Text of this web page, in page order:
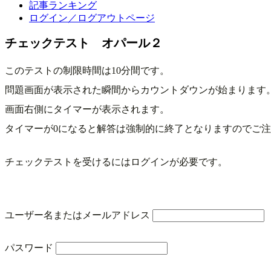
記事ランキング
ログイン／ログアウトページ
チェックテスト オパール２
このテストの制限時間は10分間です。
問題画面が表示された瞬間からカウントダウンが始まります。
画面右側にタイマーが表示されます。
タイマーが0になると解答は強制的に終了となりますのでご注
チェックテストを受けるにはログインが必要です。
ユーザー名またはメールアドレス
パスワード